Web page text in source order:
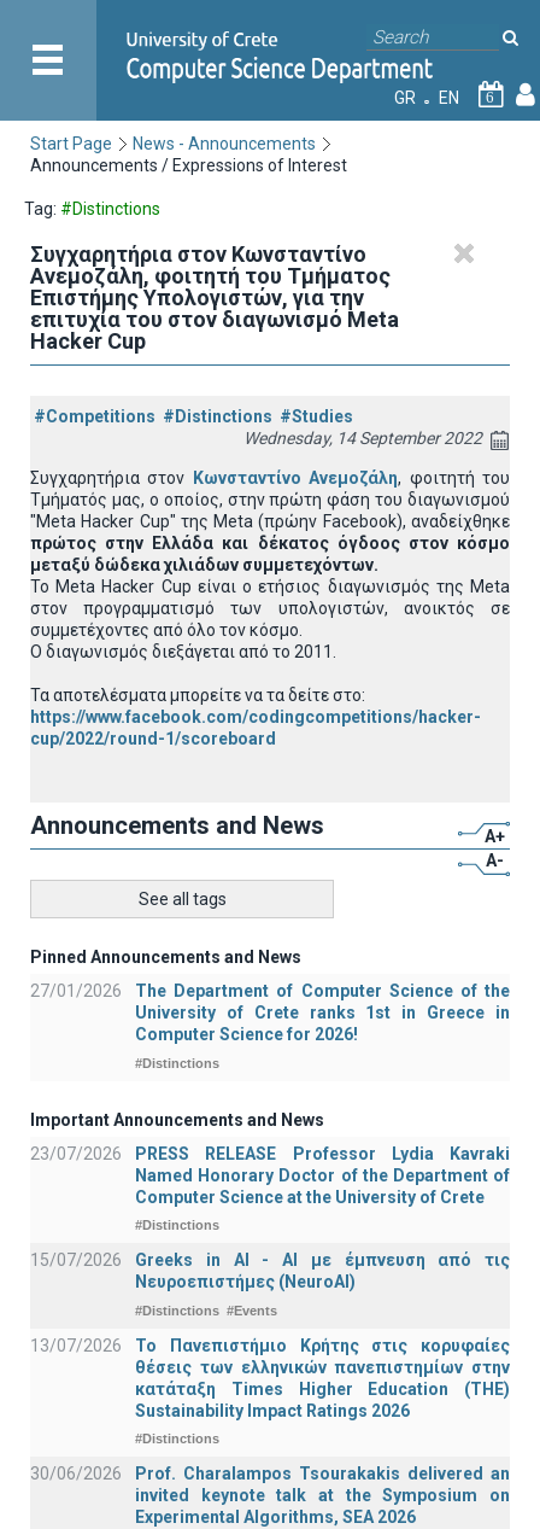
GR EN 6
Start Page
News - Announcements
Announcements / Expressions of Interest
Tag: #Distinctions
Συγχαρητήρια στον Κωνσταντίνο
Ανεμοζάλη, φοιτητή του Τμήματος
Επιστήμης Υπολογιστών, για την
επιτυχία του στον διαγωνισμό Meta
Hacker Cup
#Competitions #Distinctions #Studies
Wednesday, 14 September 2022
Συγχαρητήρια στον Κωνσταντίνο Ανεμοζάλη, φοιτητή του
Τμήματός μας, ο οποίος, στην πρώτη φάση του διαγωνισμού
"Meta Hacker Cup" της Meta (πρώην Facebook), αναδείχθηκε
πρώτος στην Ελλάδα και δέκατος όγδοος στον κόσμο
μεταξύ δώδεκα χιλιάδων συμμετεχόντων.
To Meta Hacker Cup είναι ο ετήσιος διαγωνισμός της Meta
στον προγραμματισμό των υπολογιστών, ανοικτός σε
συμμετέχοντες από όλο τον κόσμο.
Ο διαγωνισμός διεξάγεται από το 2011.
Τα αποτελέσματα μπορείτε να τα δείτε στο:
https://www.facebook.com/codingcompetitions/hacker-
cup/2022/round-1/scoreboard
Announcements and News
A+
A-
See all tags
Pinned Announcements and News
27/01/2026
The Department of Computer Science of the
University of Crete ranks 1st in Greece in
Computer Science for 2026!
#Distinctions
Important Announcements and News
23/07/2026
PRESS RELEASE Professor Lydia Kavraki
Named Honorary Doctor of the Department of
Computer Science at the University of Crete
#Distinctions
15/07/2026
Greeks in AI - ΑΙ με έμπνευση από τις
Νευροεπιστήμες (NeuroAI)
#Distinctions #Events
13/07/2026
Το Πανεπιστήμιο Κρήτης στις κορυφαίες
θέσεις των ελληνικών πανεπιστημίων στην
κατάταξη Times Higher Education (ΤΗΕ)
Sustainability Impact Ratings 2026
#Distinctions
30/06/2026
Prof. Charalampos Tsourakakis delivered an
invited keynote talk at the Symposium on
Experimental Algorithms, SEA 2026